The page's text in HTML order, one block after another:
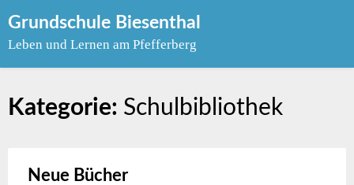
to
Grundschule Biesenthal
Leben und Lernen am Pfefferberg
Kategorie: Schulbibliothek
Neue Bücher